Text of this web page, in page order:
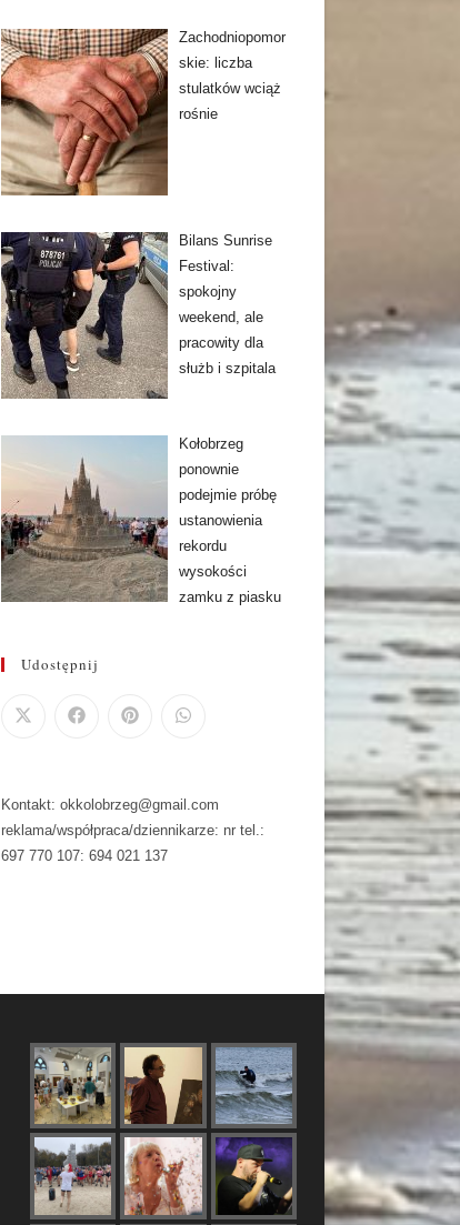
Zachodniopomor
skie: liczba
stulatków wciąż
rośnie
Bilans Sunrise
Festival:
spokojny
weekend, ale
pracowity dla
służb i szpitala
Kołobrzeg
ponownie
podejmie próbę
ustanowienia
rekordu
wysokości
zamku z piasku
Udostępnij
Kontakt: okkolobrzeg@gmail.com
reklama/współpraca/dziennikarze: nr tel.:
697 770 107: 694 021 137